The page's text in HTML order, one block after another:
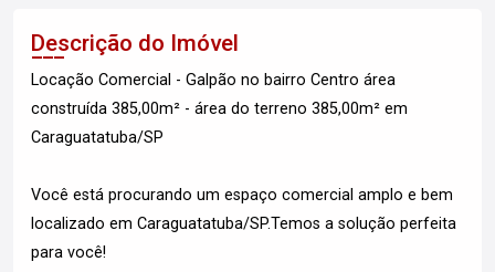
Descrição do Imóvel
Locação Comercial - Galpão no bairro Centro área
construída 385,00m² - área do terreno 385,00m² em
Caraguatatuba/SP
Você está procurando um espaço comercial amplo e bem
localizado em Caraguatatuba/SP.Temos a solução perfeita
para você!